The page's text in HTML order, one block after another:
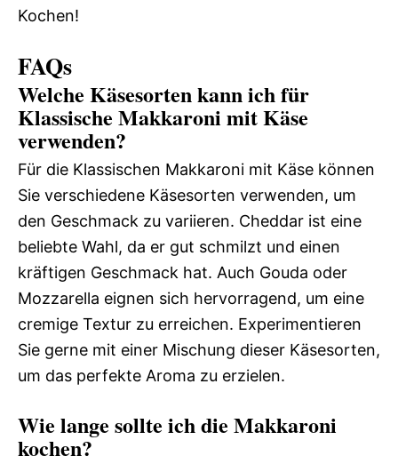
Kochen!
FAQs
Welche Käsesorten kann ich für
Klassische Makkaroni mit Käse
verwenden?
Für die Klassischen Makkaroni mit Käse können
Sie verschiedene Käsesorten verwenden, um
den Geschmack zu variieren. Cheddar ist eine
beliebte Wahl, da er gut schmilzt und einen
kräftigen Geschmack hat. Auch Gouda oder
Mozzarella eignen sich hervorragend, um eine
cremige Textur zu erreichen. Experimentieren
Sie gerne mit einer Mischung dieser Käsesorten,
um das perfekte Aroma zu erzielen.
Wie lange sollte ich die Makkaroni
kochen?